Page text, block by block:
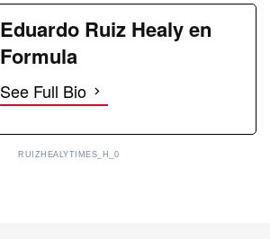
Eduardo Ruiz Healy en
Formula
See Full Bio
RUIZHEALYTIMES_H_0